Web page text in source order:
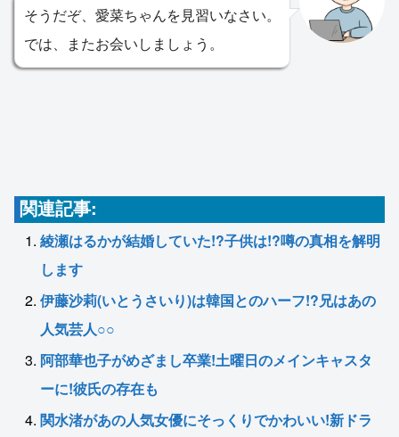
そうだぞ、愛菜ちゃんを見習いなさい。
では、またお会いしましょう。
関連記事:
綾瀬はるかが結婚していた!?子供は!?噂の真相を解明
します
伊藤沙莉(いとうさいり)は韓国とのハーフ!?兄はあの
人気芸人○○
阿部華也子がめざまし卒業!土曜日のメインキャスタ
ーに!彼氏の存在も
関水渚があの人気女優にそっくりでかわいい!新ドラ